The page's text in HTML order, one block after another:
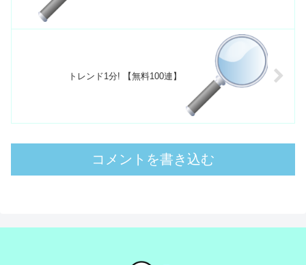
トレンド1分! 【無料100連】
コメントを書き込む